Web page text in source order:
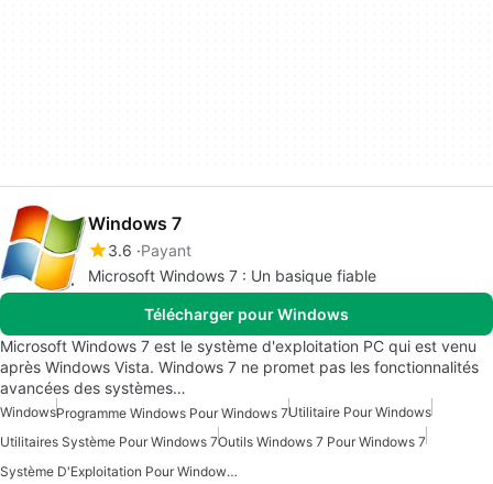
Windows 7
3.6 Payant
Microsoft Windows 7 : Un basique fiable
Télécharger pour Windows
Microsoft Windows 7 est le système d'exploitation PC qui est venu
après Windows Vista. Windows 7 ne promet pas les fonctionnalités
avancées des systèmes…
WindowsProgramme Windows Pour Windows 7Utilitaire Pour Windows
Utilitaires Système Pour Windows 7Outils Windows 7 Pour Windows 7
Système D'Exploitation Pour Windows 7